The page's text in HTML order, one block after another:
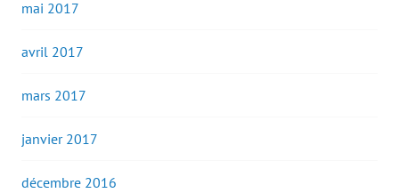
mai 2017
avril 2017
mars 2017
janvier 2017
décembre 2016